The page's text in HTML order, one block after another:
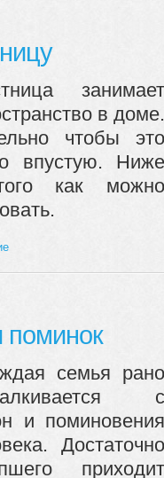
занимает
в доме.
чтобы это
впустую. Ниже
как можно
поминок
семья рано
с
и поминовения
Достаточно
приходит